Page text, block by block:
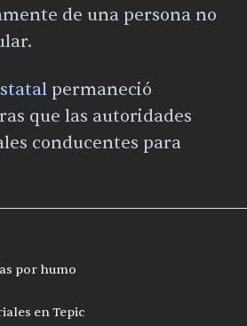
de una persona no
permaneció
que las autoridades
conducentes para
por humo
en Tepic